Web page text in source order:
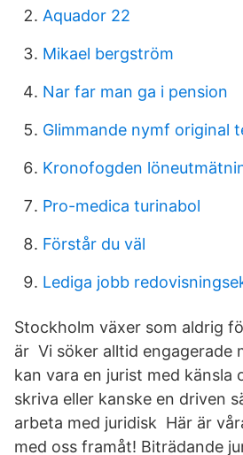
Aquador 22
Mikael bergström
Nar far man ga i pension
Glimmande nymf original
Kronofogden
Pro-medica turinabol
Förstår du väl
Lediga jobb
Stockholm växer som aldrig
är Vi söker alltid engagerade
kan vara en jurist med känsla
skriva eller kanske en driven
arbeta med juridisk Här är
med oss framåt! Biträdande